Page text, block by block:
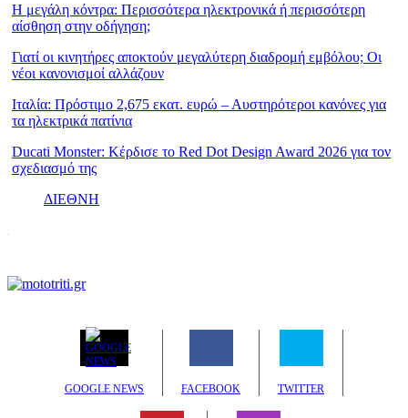
Η μεγάλη κόντρα: Περισσότερα ηλεκτρονικά ή περισσότερη
αίσθηση στην οδήγηση;
Γιατί οι κινητήρες αποκτούν μεγαλύτερη διαδρομή εμβόλου; Οι
νέοι κανονισμοί αλλάζουν
Ιταλία: Πρόστιμο 2,675 εκατ. ευρώ – Αυστηρότεροι κανόνες για
τα ηλεκτρικά πατίνια
Ducati Monster: Κέρδισε το Red Dot Design Award 2026 για τον
σχεδιασμό της
ΔΙΕΘΝΗ
GOOGLE NEWS FACEBOOK TWITTER